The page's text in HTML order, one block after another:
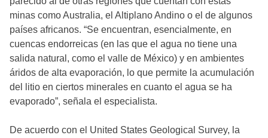
minas como Australia, el Altiplano Andino o el de algunos
países africanos. “Se encuentran, esencialmente, en
cuencas endorreicas (en las que el agua no tiene una
salida natural, como el valle de México) y en ambientes
áridos de alta evaporación, lo que permite la acumulación
del litio en ciertos minerales en cuanto el agua se ha
evaporado”, señala el especialista.
De acuerdo con el United States Geological Survey, la